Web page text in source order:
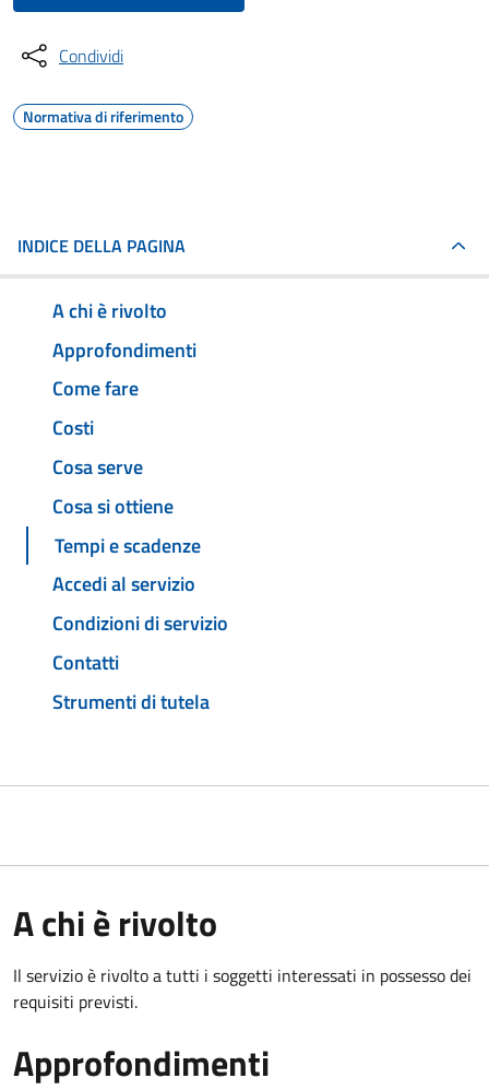
Condividi
Normativa di riferimento
INDICE DELLA PAGINA
A chi è rivolto
Approfondimenti
Come fare
Costi
Cosa serve
Cosa si ottiene
Tempi e scadenze
Accedi al servizio
Condizioni di servizio
Contatti
Strumenti di tutela
A chi è rivolto
Il servizio è rivolto a tutti i soggetti interessati in possesso dei
requisiti previsti.
Approfondimenti